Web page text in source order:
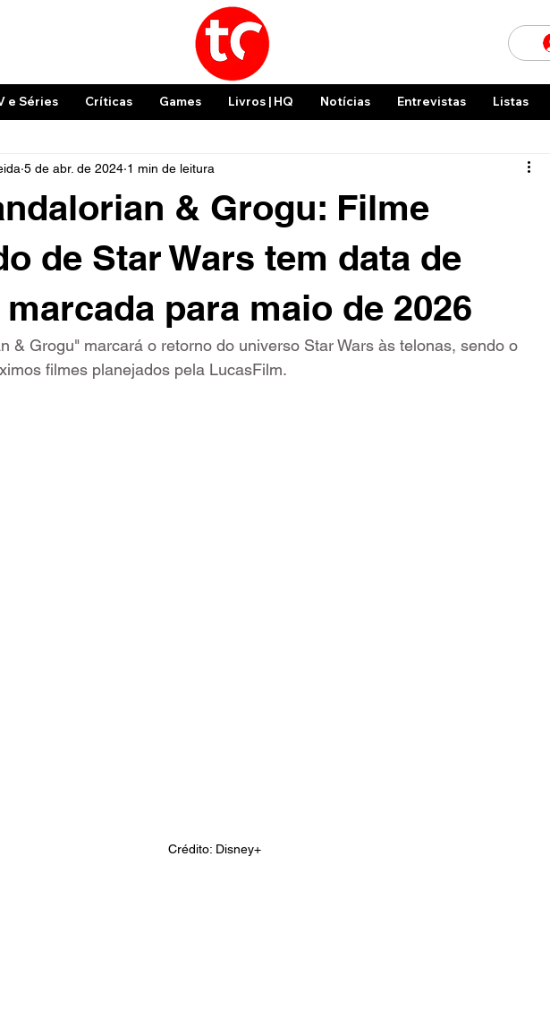
e Séries Críticas Games Livros | HQ Notícias Entrevistas Listas
& Grogu: Filme
de Star Wars tem data de
para maio de 2026
5 de abr. de 2024 1 min de leitura
& Grogu" marcará o retorno do universo Star Wars às telonas, sendo o
filmes planejados pela LucasFilm.
Crédito: Disney+